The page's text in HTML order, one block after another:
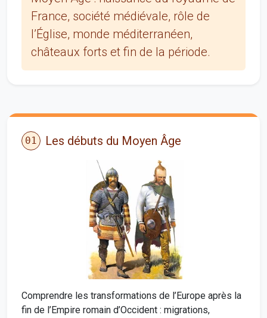
France, société médiévale, rôle de
l’Église, monde méditerranéen,
châteaux forts et fin de la période.
01 Les débuts du Moyen Âge
Comprendre les transformations de l’Europe après la
fin de l’Empire romain d’Occident : migrations,